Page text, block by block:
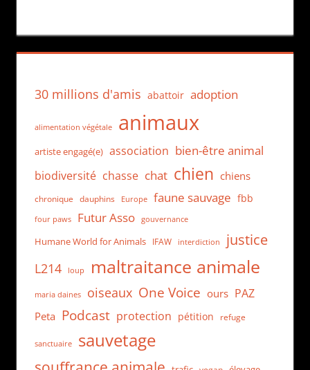
30 millions d'amis abattoir adoption
alimentation végétale animaux
artiste engagé(e) association bien-être animal
biodiversité chasse chat chien chiens
chronique dauphins Europe faune sauvage fbb
four paws Futur Asso gouvernance
Humane World for Animals IFAW interdiction justice
L214 loup maltraitance animale
maria daines oiseaux One Voice ours PAZ
Peta Podcast protection pétition refuge
sanctuaire sauvetage